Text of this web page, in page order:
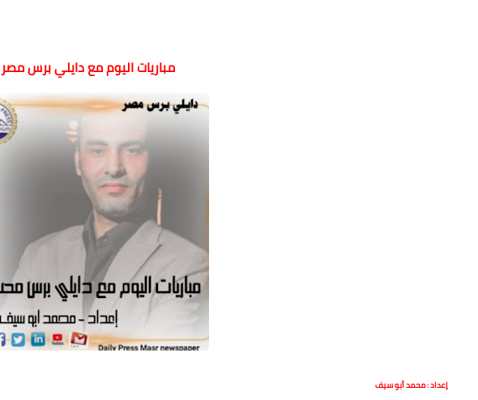
مباريات اليوم مع دايلي برس مصر
إعداد : محمد أبو سيف